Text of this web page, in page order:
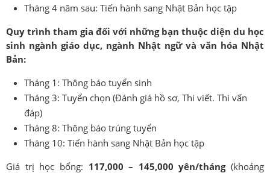
Tháng 4 năm sau: Tiến hành sang Nhật Bản học tập
Quy trình tham gia đối với những bạn thuộc diện du học
sinh ngành giáo dục, ngành Nhật ngữ và văn hóa Nhật
Bản:
Tháng 1: Thông báo tuyển sinh
Tháng 3: Tuyển chọn (Đánh giá hồ sơ, Thi viết. Thi vấn
đáp)
Tháng 8: Thông báo trúng tuyển
Tháng 10: Tiến hành sang Nhật Bản học tập
Giá trị học bổng: 117,000 – 145,000 yên/tháng(khoảng